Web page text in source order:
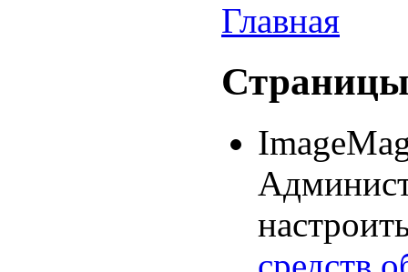
Главная